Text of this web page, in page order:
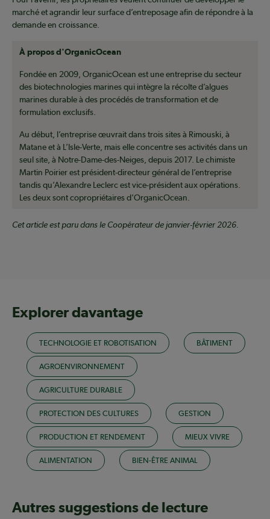
marché et agrandir leur surface d’entreposage afin de répondre à la
demande en croissance.
À propos d'OrganicOcean
Fondée en 2009, OrganicOcean est une entreprise du secteur
des biotechnologies marines qui intègre la récolte d’algues
marines durable à des procédés de transformation et de
formulation exclusifs.
Au début, l’entreprise œuvrait dans trois sites à Rimouski, à
Matane et à L’Isle-Verte, mais elle concentre ses activités dans un
seul site, à Notre-Dame-des-Neiges, depuis 2017. Le chimiste
Martin Poirier est président-directeur général de l’entreprise
tandis qu’Alexandre Leclerc est vice-président aux opérations.
Les deux sont copropriétaires d’OrganicOcean.
Cet article est paru dans le Coopérateur de janvier-février 2026.
Explorer davantage
TECHNOLOGIE ET ROBOTISATION BÂTIMENT
AGROENVIRONNEMENT
AGRICULTURE DURABLE
PROTECTION DES CULTURES GESTION
PRODUCTION ET RENDEMENT MIEUX VIVRE
ALIMENTATION BIEN-ÊTRE ANIMAL
Autres suggestions de lecture